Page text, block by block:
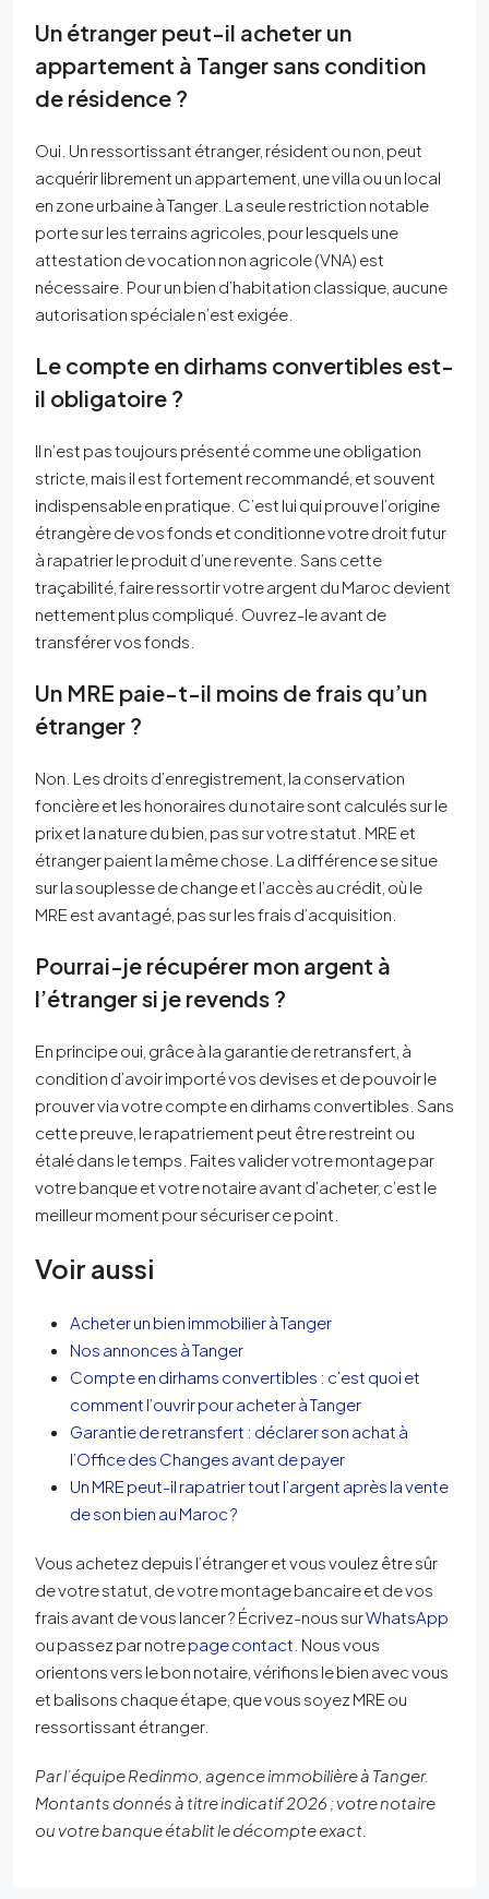
Un étranger peut-il acheter un
appartement à Tanger sans condition
de résidence ?
Oui. Un ressortissant étranger, résident ou non, peut
acquérir librement un appartement, une villa ou un local
en zone urbaine à Tanger. La seule restriction notable
porte sur les terrains agricoles, pour lesquels une
attestation de vocation non agricole (VNA) est
nécessaire. Pour un bien d’habitation classique, aucune
autorisation spéciale n’est exigée.
Le compte en dirhams convertibles est-
il obligatoire ?
Il n’est pas toujours présenté comme une obligation
stricte, mais il est fortement recommandé, et souvent
indispensable en pratique. C’est lui qui prouve l’origine
étrangère de vos fonds et conditionne votre droit futur
à rapatrier le produit d’une revente. Sans cette
traçabilité, faire ressortir votre argent du Maroc devient
nettement plus compliqué. Ouvrez-le avant de
transférer vos fonds.
Un MRE paie-t-il moins de frais qu’un
étranger ?
Non. Les droits d’enregistrement, la conservation
foncière et les honoraires du notaire sont calculés sur le
prix et la nature du bien, pas sur votre statut. MRE et
étranger paient la même chose. La différence se situe
sur la souplesse de change et l’accès au crédit, où le
MRE est avantagé, pas sur les frais d’acquisition.
Pourrai-je récupérer mon argent à
l’étranger si je revends ?
En principe oui, grâce à la garantie de retransfert, à
condition d’avoir importé vos devises et de pouvoir le
prouver via votre compte en dirhams convertibles. Sans
cette preuve, le rapatriement peut être restreint ou
étalé dans le temps. Faites valider votre montage par
votre banque et votre notaire avant d’acheter, c’est le
meilleur moment pour sécuriser ce point.
Voir aussi
Acheter un bien immobilier à Tanger
Nos annonces à Tanger
Compte en dirhams convertibles : c’est quoi et
comment l’ouvrir pour acheter à Tanger
Garantie de retransfert : déclarer son achat à
l’Office des Changes avant de payer
Un MRE peut-il rapatrier tout l’argent après la vente
de son bien au Maroc ?
Vous achetez depuis l’étranger et vous voulez être sûr
de votre statut, de votre montage bancaire et de vos
frais avant de vous lancer ? Écrivez-nous surWhatsApp
ou passez par notrepage contact . Nous vous
orientons vers le bon notaire, vérifions le bien avec vous
et balisons chaque étape, que vous soyez MRE ou
ressortissant étranger.
Par l’équipe Redinmo, agence immobilière à Tanger.
Montants donnés à titre indicatif 2026 ; votre notaire
ou votre banque établit le décompte exact.